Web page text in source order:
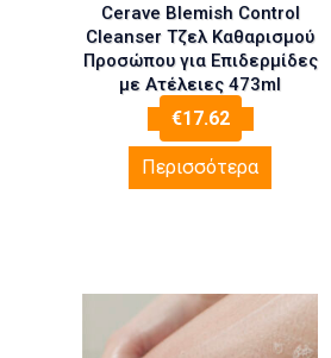
Cerave Blemish Control
Cleanser Τζελ Καθαρισμού
Προσώπου για Επιδερμίδες
με Ατέλειες 473ml
€17.62
Περισσότερα